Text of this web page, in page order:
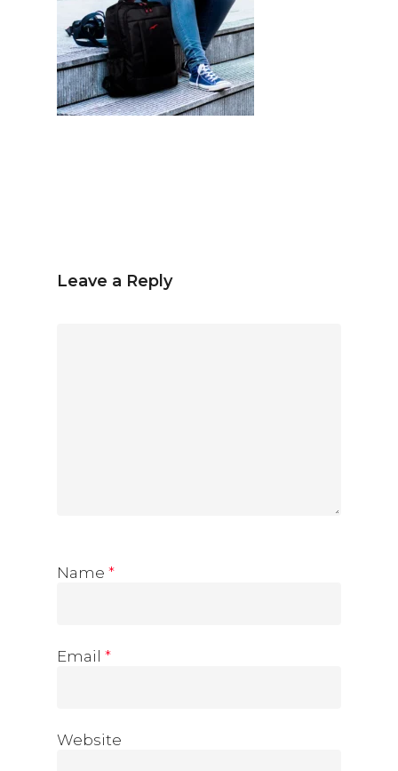
Leave a Reply
Name *
Email *
Website
hola@mrbranding.co
+57 313 4561167